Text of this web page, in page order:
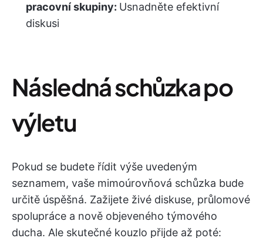
pracovní skupiny: Usnadněte efektivní
diskusi
Následná schůzka po
výletu
Pokud se budete řídit výše uvedeným
seznamem, vaše mimoúrovňová schůzka bude
určitě úspěšná. Zažijete živé diskuse, průlomové
spolupráce a nově objeveného týmového
ducha. Ale skutečné kouzlo přijde až poté: